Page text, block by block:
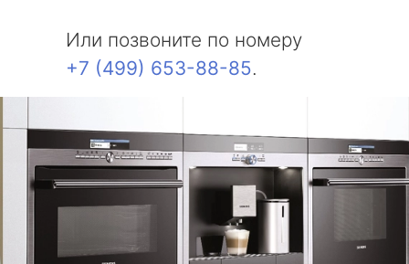
Или позвоните по номеру
+7 (499) 653-88-85.